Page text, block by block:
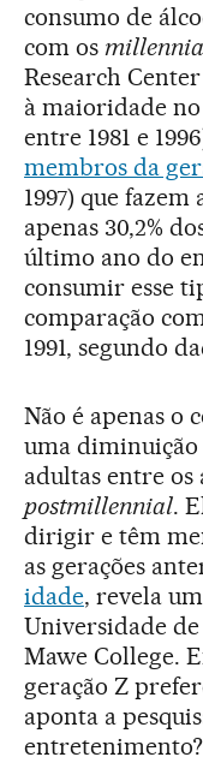
consumo de
com os
Research
à maioridade
entre 1981 e
membros da
1997) que
apenas 30,2%
último ano do
consumir esse
comparação
1991, segundo
Não é apenas o
uma diminuição
adultas entre os
postmillennial.
dirigir e têm
as gerações
idade, revela
Universidade de
Mawe College.
geração Z
aponta a